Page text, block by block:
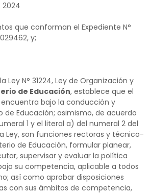
2024
que conforman el Expediente N°
y;
Ley N° 31224, Ley de Organización y
de Educación, establece que el
bajo la conducción y
de Educación; asimismo, de acuerdo
1 y el literal a) del numeral 2 del
Ley, son funciones rectoras y técnico-
de Educación, formular planear,
supervisar y evaluar la política
su competencia, aplicable a todos
así como aprobar disposiciones
con sus ámbitos de competencia,